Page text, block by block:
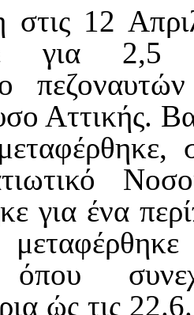
στις 12
για 2,5
Αττικής.
για ένα
όπου
ώς τις